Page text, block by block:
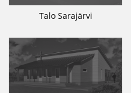
Talo Sarajärvi